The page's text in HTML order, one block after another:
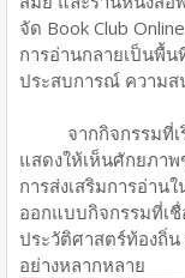
จัด Book Club
การอ่านกลายเป็นพื้
ประสบการณ์ ความส
จากกิจกรรมที่เริ่
แสดงให้เห็นศักยภา
การส่งเสริมการอ่า
ออกแบบกิจกรรมที่เชื่
ประวัติศาสตร์ท้องถิ่น
อย่างหลากหลาย